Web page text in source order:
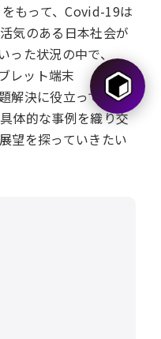
もって、Covid-19は
気のある日本社会が
った状況の中で、
レット端末
解決に役立っている
体的な事例を織り交
望を探っていきたい